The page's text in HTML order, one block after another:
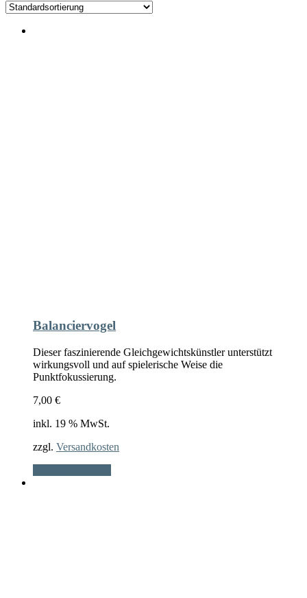
Balanciervogel
Dieser faszinierende Gleichgewichtskünstler unterstützt
wirkungsvoll und auf spielerische Weise die
Punktfokussierung.
7,00 €
inkl. 19 % MwSt.
zzgl. Versandkosten